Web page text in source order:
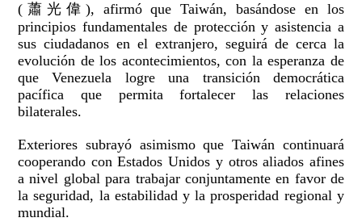
(蕭光偉), afirmó que Taiwán, basándose en los
principios fundamentales de protección y asistencia a
sus ciudadanos en el extranjero, seguirá de cerca la
evolución de los acontecimientos, con la esperanza de
que Venezuela logre una transición democrática
pacífica que permita fortalecer las relaciones
bilaterales.
Exteriores subrayó asimismo que Taiwán continuará
cooperando con Estados Unidos y otros aliados afines
a nivel global para trabajar conjuntamente en favor de
la seguridad, la estabilidad y la prosperidad regional y
mundial.